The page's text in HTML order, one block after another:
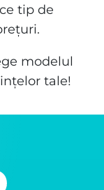
tip de
modelul
tale!